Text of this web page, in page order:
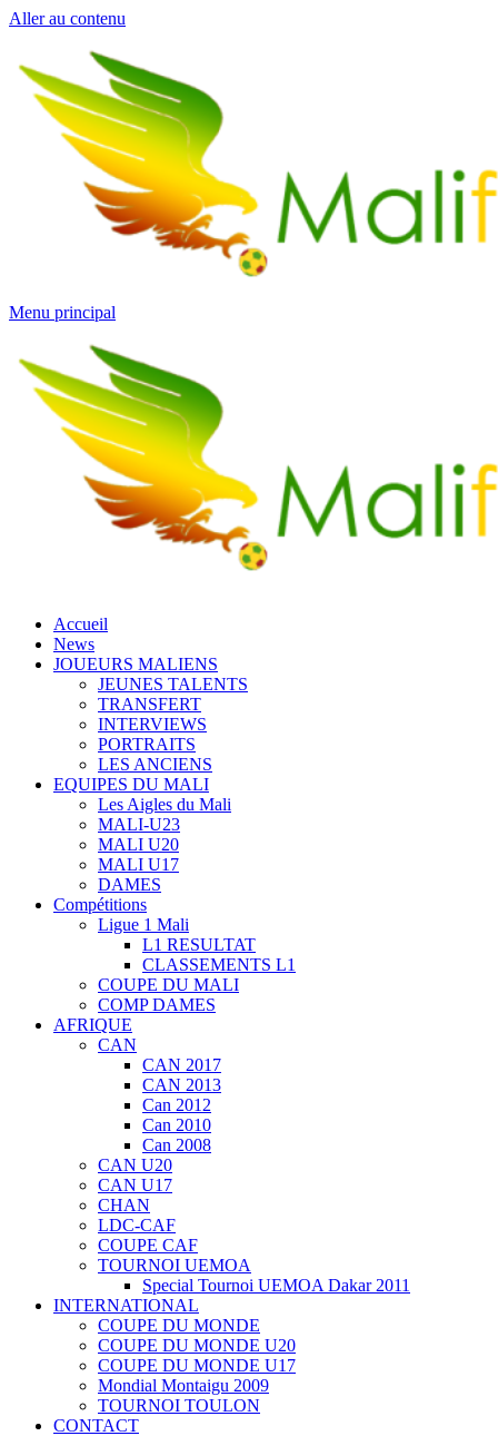
Aller au contenu
Menu principal
Accueil
News
JOUEURS MALIENS
JEUNES TALENTS
TRANSFERT
INTERVIEWS
PORTRAITS
LES ANCIENS
EQUIPES DU MALI
Les Aigles du Mali
MALI-U23
MALI U20
MALI U17
DAMES
Compétitions
Ligue 1 Mali
L1 RESULTAT
CLASSEMENTS L1
COUPE DU MALI
COMP DAMES
AFRIQUE
CAN
CAN 2017
CAN 2013
Can 2012
Can 2010
Can 2008
CAN U20
CAN U17
CHAN
LDC-CAF
COUPE CAF
TOURNOI UEMOA
Special Tournoi UEMOA Dakar 2011
INTERNATIONAL
COUPE DU MONDE
COUPE DU MONDE U20
COUPE DU MONDE U17
Mondial Montaigu 2009
TOURNOI TOULON
CONTACT